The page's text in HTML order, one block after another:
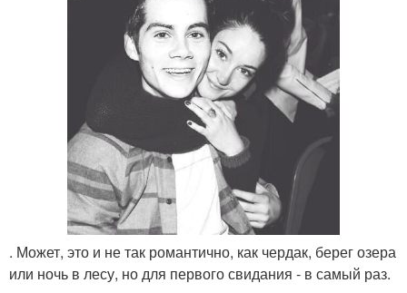
. Может, это и не так романтично, как чердак, берег озера
или ночь в лесу, но для первого свидания - в самый раз.